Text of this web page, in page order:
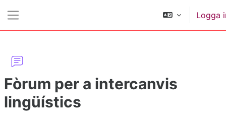
Logga
Fòrum per a intercanvis
lingüístics